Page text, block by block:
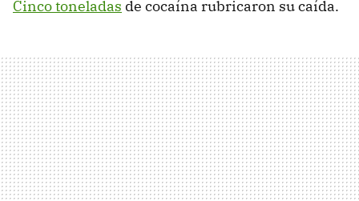
Cinco toneladas de cocaína rubricaron su caída.